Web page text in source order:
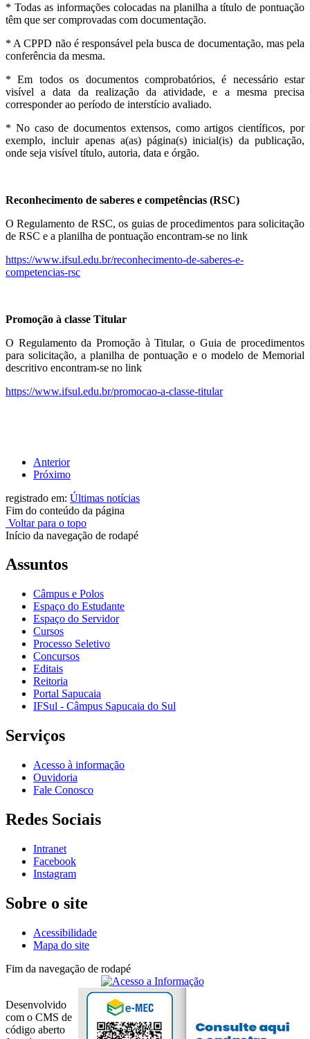
* Todas as informações colocadas na planilha a título de pontuação
têm que ser comprovadas com documentação.
* A CPPD não é responsável pela busca de documentação, mas pela
conferência da mesma.
* Em todos os documentos comprobatórios, é necessário estar
visível a data da realização da atividade, e a mesma precisa
corresponder ao período de interstício avaliado.
* No caso de documentos extensos, como artigos científicos, por
exemplo, incluir apenas a(as) página(s) inicial(is) da publicação,
onde seja visível título, autoria, data e órgão.
Reconhecimento de saberes e competências (RSC)
O Regulamento de RSC, os guias de procedimentos para solicitação
de RSC e a planilha de pontuação encontram-se no link
https://www.ifsul.edu.br/reconhecimento-de-saberes-e-
competencias-rsc
Promoção à classe Titular
O Regulamento da Promoção à Titular, o Guia de procedimentos
para solicitação, a planilha de pontuação e o modelo de Memorial
descritivo encontram-se no link
https://www.ifsul.edu.br/promocao-a-classe-titular
Anterior
Próximo
registrado em: Últimas notícias
Fim do conteúdo da página
Voltar para o topo
Início da navegação de rodapé
Assuntos
Câmpus e Polos
Espaço do Estudante
Espaço do Servidor
Cursos
Processo Seletivo
Concursos
Editais
Reitoria
Portal Sapucaia
IFSul - Câmpus Sapucaia do Sul
Serviços
Acesso à informação
Ouvidoria
Fale Conosco
Redes Sociais
Intranet
Facebook
Instagram
Sobre o site
Acessibilidade
Mapa do site
Fim da navegação de rodapé
Desenvolvido
com o CMS de
código aberto